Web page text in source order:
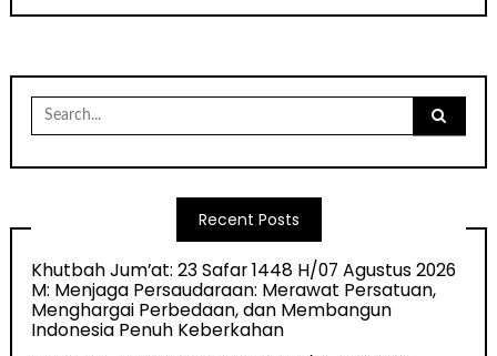
Search
for:
Recent Posts
Khutbah Jum’at: 23 Safar 1448 H/07 Agustus 2026
M: Menjaga Persaudaraan: Merawat Persatuan,
Menghargai Perbedaan, dan Membangun
Indonesia Penuh Keberkahan